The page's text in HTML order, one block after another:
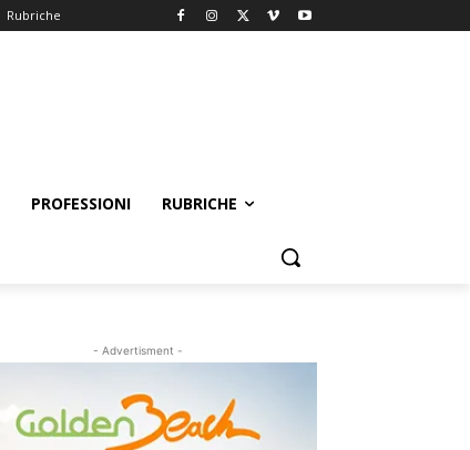
Rubriche
PROFESSIONI RUBRICHE
- Advertisment -